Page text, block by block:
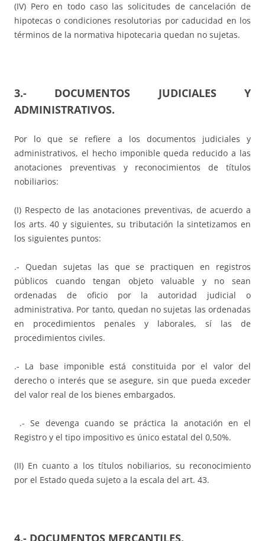
(IV) Pero en todo caso las solicitudes de cancelación de
hipotecas o condiciones resolutorias por caducidad en los
términos de la normativa hipotecaria quedan no sujetas.
3.- DOCUMENTOS JUDICIALES Y
ADMINISTRATIVOS.
Por lo que se refiere a los documentos judiciales y
administrativos, el hecho imponible queda reducido a las
anotaciones preventivas y reconocimientos de títulos
nobiliarios:
(I) Respecto de las anotaciones preventivas, de acuerdo a
los arts. 40 y siguientes, su tributación la sintetizamos en
los siguientes puntos:
.- Quedan sujetas las que se practiquen en registros
públicos cuando tengan objeto valuable y no sean
ordenadas de oficio por la autoridad judicial o
administrativa. Por tanto, quedan no sujetas las ordenadas
en procedimientos penales y laborales, sí las de
procedimientos civiles.
.- La base imponible está constituida por el valor del
derecho o interés que se asegure, sin que pueda exceder
del valor real de los bienes embargados.
.- Se devenga cuando se práctica la anotación en el
Registro y el tipo impositivo es único estatal del 0,50%.
(II) En cuanto a los títulos nobiliarios, su reconocimiento
por el Estado queda sujeto a la escala del art. 43.